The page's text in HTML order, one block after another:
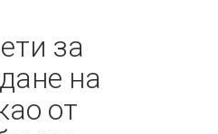
за
на
от